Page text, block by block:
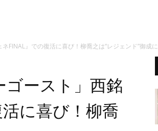
FINAL』での復活に喜び！柳喬之は“レジェンド”御成に
ゴースト」西銘
に喜び！柳喬